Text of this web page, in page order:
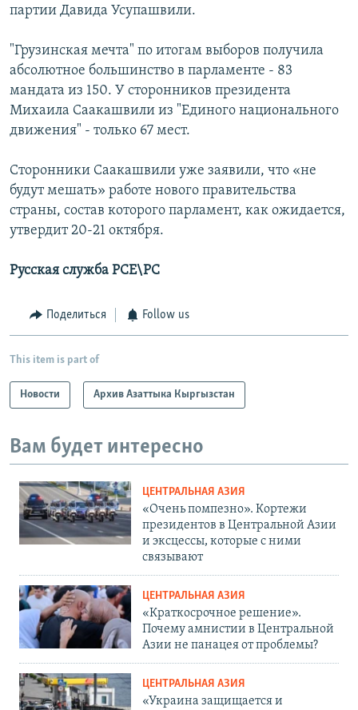
партии Давида Усупашвили.
"Грузинская мечта" по итогам выборов получила
абсолютное большинство в парламенте - 83
мандата из 150. У сторонников президента
Михаила Саакашвили из "Единого национального
движения" - только 67 мест.
Сторонники Саакашвили уже заявили, что «не
будут мешать» работе нового правительства
страны, состав которого парламент, как ожидается,
утвердит 20-21 октября.
Русская служба РСЕ\РС
Поделиться Follow us
This item is part of
Новости Архив Азаттыка Кыргызстан
Вам будет интересно
ЦЕНТРАЛЬНАЯ АЗИЯ
«Очень помпезно». Кортежи
президентов в Центральной Азии
и эксцессы, которые с ними
связывают
ЦЕНТРАЛЬНАЯ АЗИЯ
«Краткосрочное решение».
Почему амнистии в Центральной
Азии не панацея от проблемы?
ЦЕНТРАЛЬНАЯ АЗИЯ
«Украина защищается и